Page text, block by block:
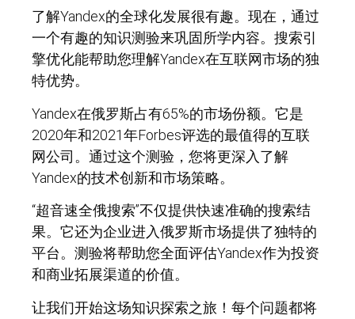
了解Yandex的全球化发展很有趣。现在，通过
一个有趣的知识测验来巩固所学内容。搜索引
擎优化能帮助您理解Yandex在互联网市场的独
特优势。
Yandex在俄罗斯占有65%的市场份额。它是
2020年和2021年Forbes评选的最值得的互联
网公司。通过这个测验，您将更深入了解
Yandex的技术创新和市场策略。
“超音速全俄搜索”不仅提供快速准确的搜索结
果。它还为企业进入俄罗斯市场提供了独特的
平台。测验将帮助您全面评估Yandex作为投资
和商业拓展渠道的价值。
让我们开始这场知识探索之旅！每个问题都将